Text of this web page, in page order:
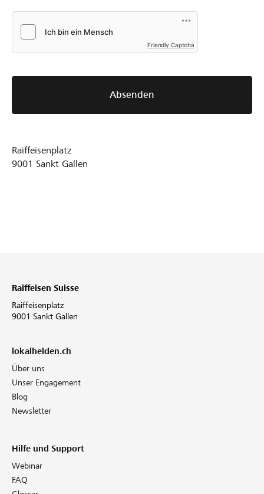
Friendly Captcha
Absenden
Raiffeisenplatz
9001 Sankt Gallen
Raiffeisen Suisse
Raiffeisenplatz
9001 Sankt Gallen
lokalhelden.ch
Über uns
Unser Engagement
Blog
Newsletter
Hilfe und Support
Webinar
FAQ